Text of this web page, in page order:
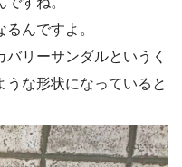
んですよ。
リーサンダルというく
うな形状になっていると